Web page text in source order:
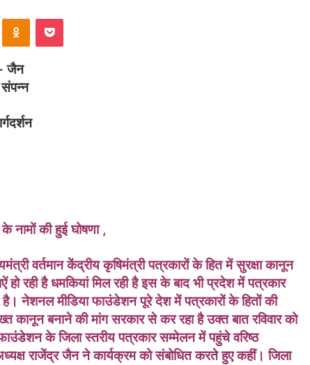
जैन
के नामों की हुई घोषणा ,
वर्तमान केंद्रीय कृषिमंत्री पत्रकारों के हित में सुरक्षा कानून
हो रही है धमकियां मिल रही है इस के बाद भी प्रदेश में पत्रकार
नेशनल मीडिया फाउंडेशन पूरे देश में पत्रकारों के हितों की
कानून बनाने की मांग सरकार से कर रहा है उक्त बात रविवार को
के जिला स्तरीय पत्रकार सम्मेलन में पहुंचे वरिष्ठ
राजेंद्र जैन ने कार्यक्रम को संबोधित करते हुए कहीं। जिला